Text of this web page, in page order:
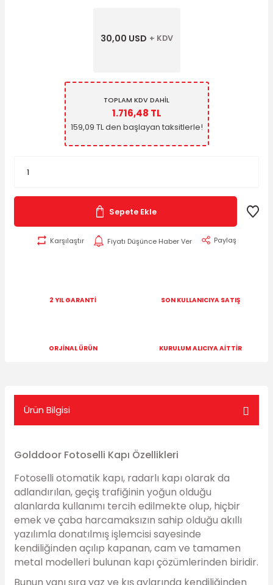
30,00 USD + KDV
TOPLAM KDV DAHİL
1.716,48 TL
159,09 TL den başlayan taksitlerle!
Sepete Ekle
Karşılaştır Fiyatı Düşünce Haber Ver Paylaş
2 YIL GARANTİ SON KULLANICIYA SATIŞ
ORJİNAL ÜRÜN KURULUM ALICIYA AİTTİR
Ürün Bilgisi
Golddoor Fotoselli Kapı Özellikleri
Fotoselli otomatik kapı, radarlı kapı olarak da
adlandırılan, geçiş trafiğinin yoğun olduğu
alanlarda kullanımı tercih edilmekte olup, hiçbir
emek ve çaba harcamaksızın sahip olduğu akıllı
yazılımla donatılmış işlemcisi sayesinde
kendiliğinden açılıp kapanan, cam ve tamamen
metal modelleri bulunan kapı çözümlerinden biridir.